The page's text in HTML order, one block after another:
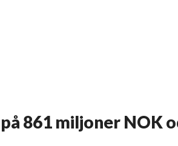
861 miljoner NOK